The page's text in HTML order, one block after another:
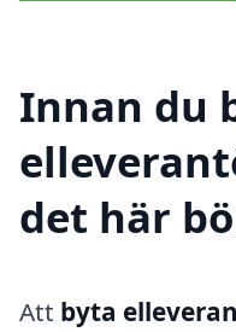
Innan du
det här
Att byta